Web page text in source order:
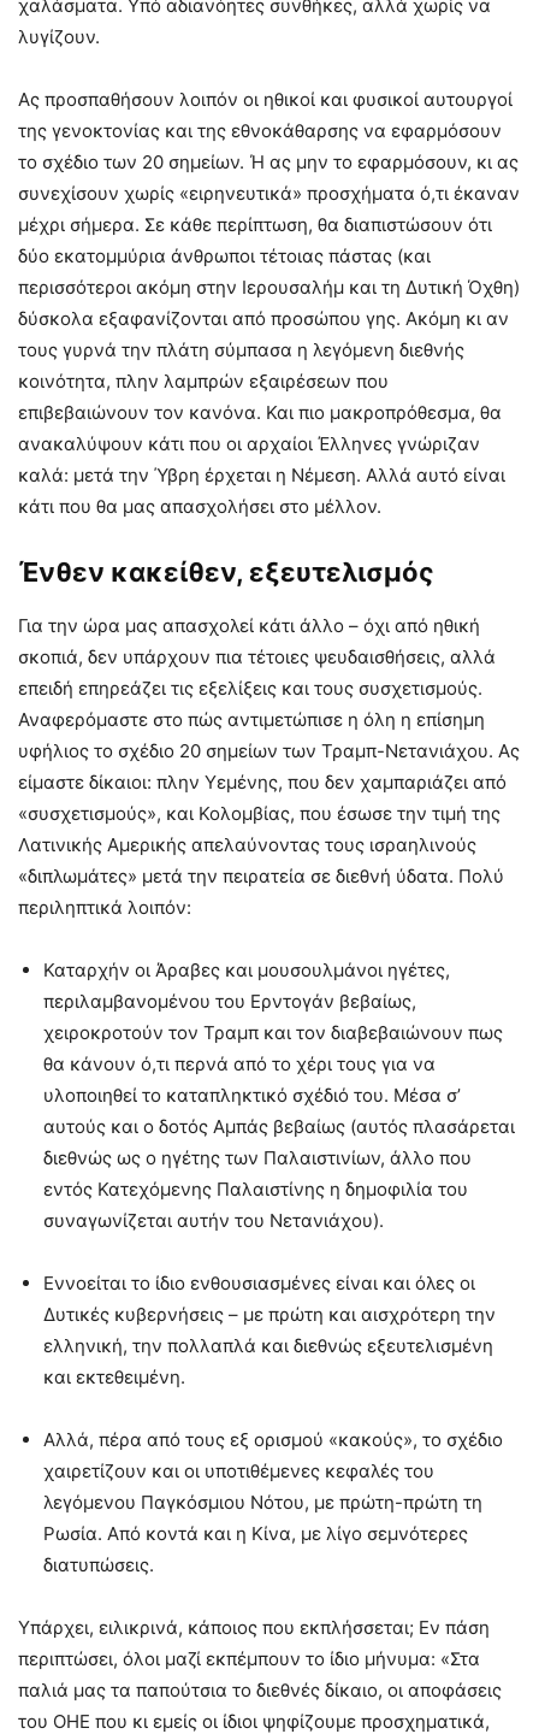
χαλάσματα. Υπό αδιανόητες συνθήκες, αλλά χωρίς να
λυγίζουν.
Ας προσπαθήσουν λοιπόν οι ηθικοί και φυσικοί αυτουργοί
της γενοκτονίας και της εθνοκάθαρσης να εφαρμόσουν
το σχέδιο των 20 σημείων. Ή ας μην το εφαρμόσουν, κι ας
συνεχίσουν χωρίς «ειρηνευτικά» προσχήματα ό,τι έκαναν
μέχρι σήμερα. Σε κάθε περίπτωση, θα διαπιστώσουν ότι
δύο εκατομμύρια άνθρωποι τέτοιας πάστας (και
περισσότεροι ακόμη στην Ιερουσαλήμ και τη Δυτική Όχθη)
δύσκολα εξαφανίζονται από προσώπου γης. Ακόμη κι αν
τους γυρνά την πλάτη σύμπασα η λεγόμενη διεθνής
κοινότητα, πλην λαμπρών εξαιρέσεων που
επιβεβαιώνουν τον κανόνα. Και πιο μακροπρόθεσμα, θα
ανακαλύψουν κάτι που οι αρχαίοι Έλληνες γνώριζαν
καλά: μετά την Ύβρη έρχεται η Νέμεση. Αλλά αυτό είναι
κάτι που θα μας απασχολήσει στο μέλλον.
Ένθεν κακείθεν, εξευτελισμός
Για την ώρα μας απασχολεί κάτι άλλο – όχι από ηθική
σκοπιά, δεν υπάρχουν πια τέτοιες ψευδαισθήσεις, αλλά
επειδή επηρεάζει τις εξελίξεις και τους συσχετισμούς.
Αναφερόμαστε στο πώς αντιμετώπισε η όλη η επίσημη
υφήλιος το σχέδιο 20 σημείων των Τραμπ-Νετανιάχου. Ας
είμαστε δίκαιοι: πλην Υεμένης, που δεν χαμπαριάζει από
«συσχετισμούς», και Κολομβίας, που έσωσε την τιμή της
Λατινικής Αμερικής απελαύνοντας τους ισραηλινούς
«διπλωμάτες» μετά την πειρατεία σε διεθνή ύδατα. Πολύ
περιληπτικά λοιπόν:
Καταρχήν οι Άραβες και μουσουλμάνοι ηγέτες,
περιλαμβανομένου του Ερντογάν βεβαίως,
χειροκροτούν τον Τραμπ και τον διαβεβαιώνουν πως
θα κάνουν ό,τι περνά από το χέρι τους για να
υλοποιηθεί το καταπληκτικό σχέδιό του. Μέσα σ’
αυτούς και ο δοτός Αμπάς βεβαίως (αυτός πλασάρεται
διεθνώς ως ο ηγέτης των Παλαιστινίων, άλλο που
εντός Κατεχόμενης Παλαιστίνης η δημοφιλία του
συναγωνίζεται αυτήν του Νετανιάχου).
Εννοείται το ίδιο ενθουσιασμένες είναι και όλες οι
Δυτικές κυβερνήσεις – με πρώτη και αισχρότερη την
ελληνική, την πολλαπλά και διεθνώς εξευτελισμένη
και εκτεθειμένη.
Αλλά, πέρα από τους εξ ορισμού «κακούς», το σχέδιο
χαιρετίζουν και οι υποτιθέμενες κεφαλές του
λεγόμενου Παγκόσμιου Νότου, με πρώτη-πρώτη τη
Ρωσία. Από κοντά και η Κίνα, με λίγο σεμνότερες
διατυπώσεις.
Υπάρχει, ειλικρινά, κάποιος που εκπλήσσεται; Εν πάση
περιπτώσει, όλοι μαζί εκπέμπουν το ίδιο μήνυμα: «Στα
παλιά μας τα παπούτσια το διεθνές δίκαιο, οι αποφάσεις
του ΟΗΕ που κι εμείς οι ίδιοι ψηφίζουμε προσχηματικά,